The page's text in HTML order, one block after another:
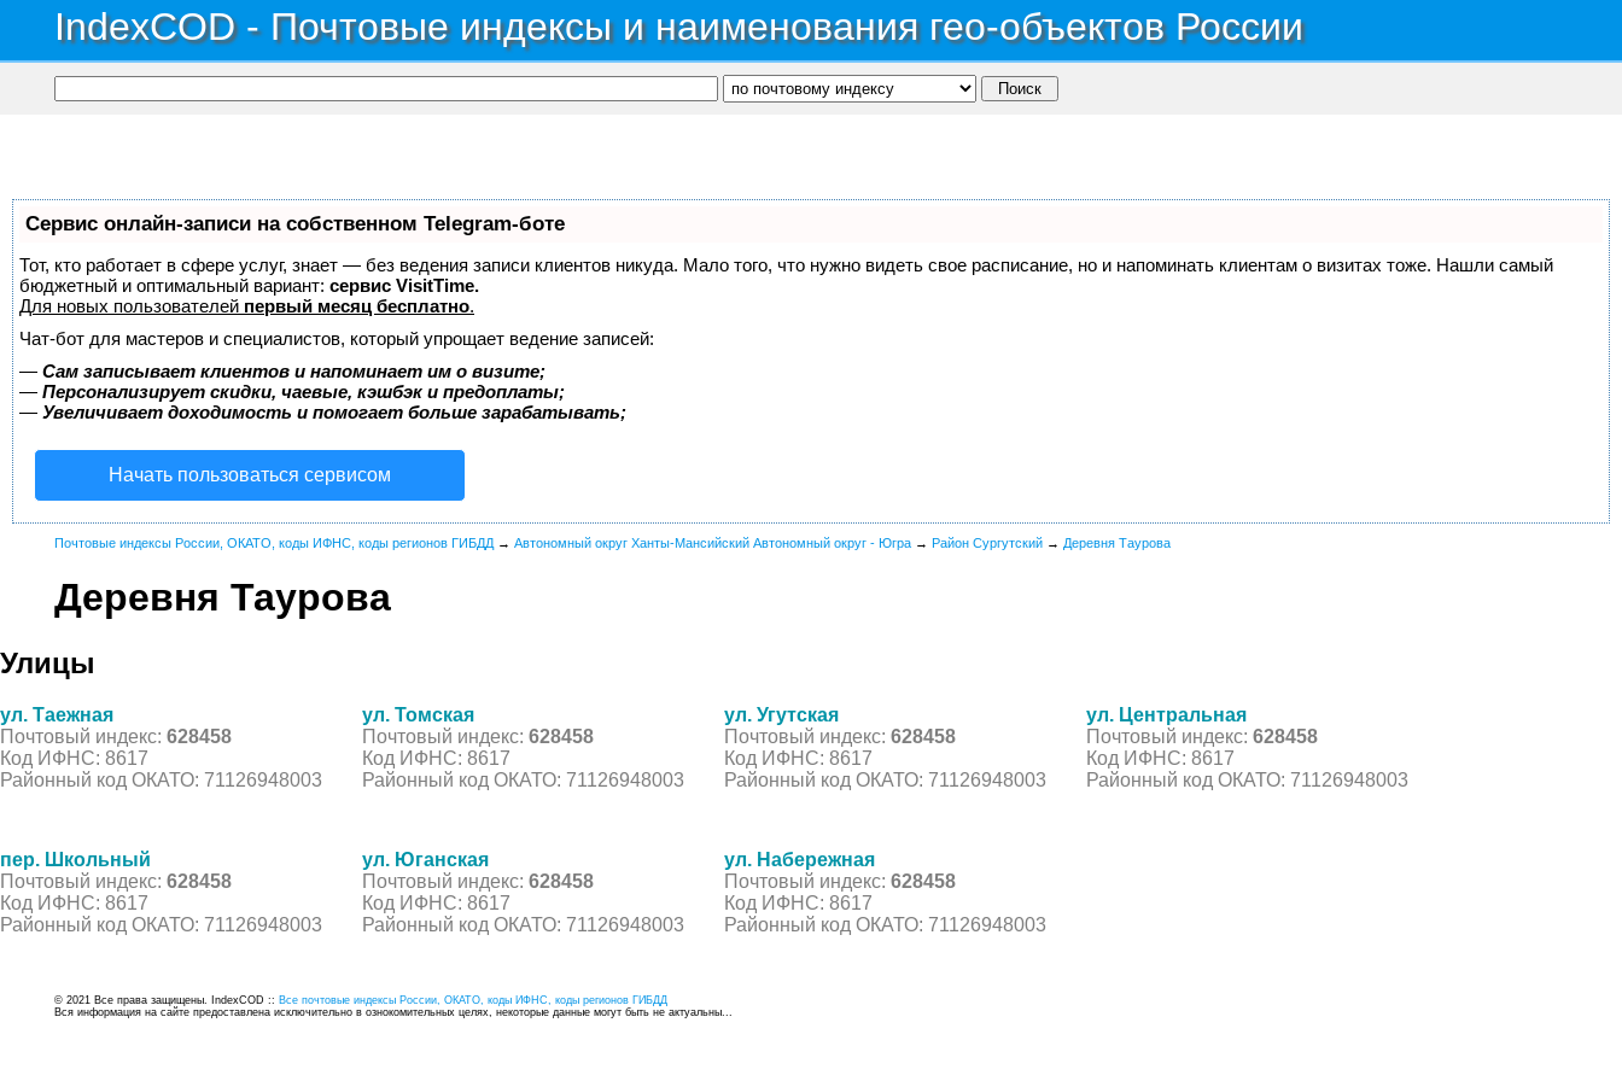
IndexCOD - Почтовые индексы и наименования гео-объектов России
Сервис онлайн-записи на собственном Telegram-боте
Тот, кто работает в сфере услуг, знает — без ведения записи клиентов никуда. Мало того, что нужно видеть свое расписание, но и напоминать клиентам о визитах тоже. Нашли самый
бюджетный и оптимальный вариант: сервис VisitTime.
Для новых пользователей первый месяц бесплатно.
Чат-бот для мастеров и специалистов, который упрощает ведение записей:
— Сам записывает клиентов и напоминает им о визите;
— Персонализирует скидки, чаевые, кэшбэк и предоплаты;
— Увеличивает доходимость и помогает больше зарабатывать;
Начать пользоваться сервисом
Почтовые индексы России, ОКАТО, коды ИФНС, коды регионов ГИБДД → Автономный округ Ханты-Мансийский Автономный округ - Югра → Район Сургутский → Деревня Таурова
Деревня Таурова
Улицы
ул. Таежная
Почтовый индекс: 628458
Код ИФНС: 8617
Районный код ОКАТО: 71126948003
ул. Томская
Почтовый индекс: 628458
Код ИФНС: 8617
Районный код ОКАТО: 71126948003
ул. Угутская
Почтовый индекс: 628458
Код ИФНС: 8617
Районный код ОКАТО: 71126948003
ул. Центральная
Почтовый индекс: 628458
Код ИФНС: 8617
Районный код ОКАТО: 71126948003
пер. Школьный
Почтовый индекс: 628458
Код ИФНС: 8617
Районный код ОКАТО: 71126948003
ул. Юганская
Почтовый индекс: 628458
Код ИФНС: 8617
Районный код ОКАТО: 71126948003
ул. Набережная
Почтовый индекс: 628458
Код ИФНС: 8617
Районный код ОКАТО: 71126948003
© 2021 Все права защищены. IndexCOD :: Все почтовые индексы России, ОКАТО, коды ИФНС, коды регионов ГИБДД
Вся информация на сайте предоставлена исключительно в ознокомительных целях, некоторые данные могут быть не актуальны...